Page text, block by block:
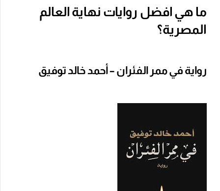
ما هي افضل روايات نهاية العالم
المصرية؟
رواية في ممر الفئران – أحمد خالد توفيق